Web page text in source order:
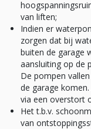
van liften;
Indien er
zorgen dat bij
buiten de garage
aansluiting op de
De pompen
de garage
via een overstort
Het t.b.v.
van